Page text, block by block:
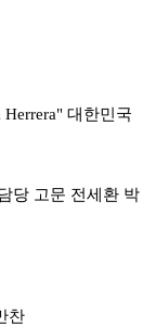
대한민국
당 고문 전세환 박
찬